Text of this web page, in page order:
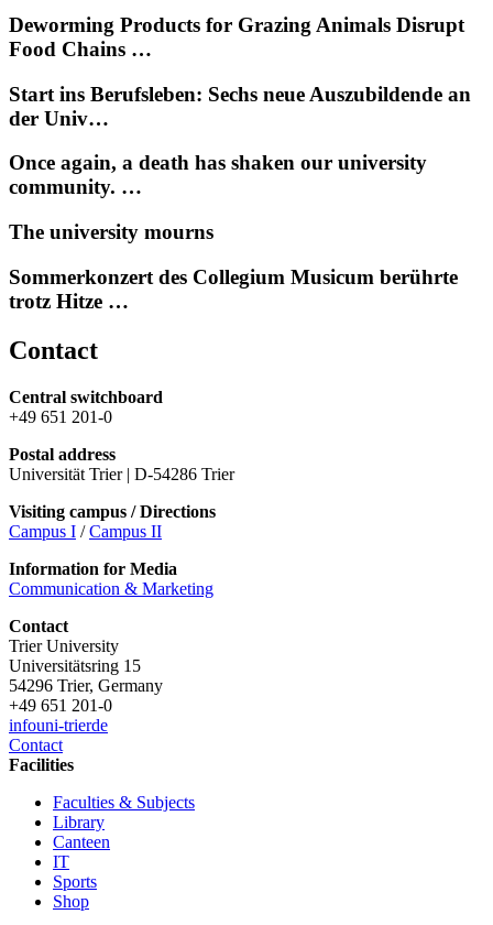
Deworming Products for Grazing Animals Disrupt
Food Chains …
Start ins Berufsleben: Sechs neue Auszubildende an
der Univ…
Once again, a death has shaken our university
community. …
The university mourns
Sommerkonzert des Collegium Musicum berührte
trotz Hitze …
Contact
Central switchboard
+49 651 201-0
Postal address
Universität Trier | D-54286 Trier
Visiting campus / Directions
Campus I /Campus II
Information for Media
Communication & Marketing
Contact
Trier University
Universitätsring 15
54296 Trier, Germany
+49 651 201-0
infouni-trierde
Contact
Facilities
Faculties & Subjects
Library
Canteen
IT
Sports
Shop